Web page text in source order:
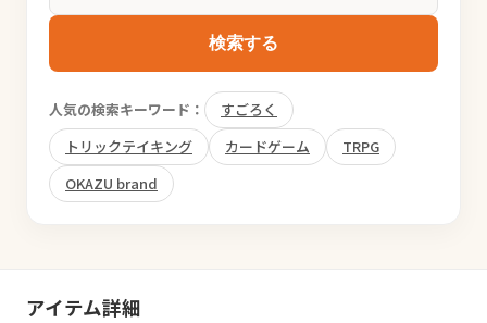
検索する
人気の検索キーワード：
すごろく
トリックテイキング
カードゲーム
TRPG
OKAZU brand
アイテム詳細